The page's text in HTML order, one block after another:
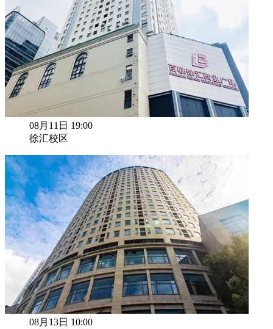
08月11日 19:00
徐汇校区
08月13日 10:00